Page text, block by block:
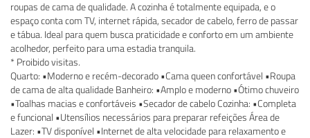
roupas de cama de qualidade. A cozinha é totalmente equipada, e o
espaço conta com TV, internet rápida, secador de cabelo, ferro de passar
e tábua. Ideal para quem busca praticidade e conforto em um ambiente
acolhedor, perfeito para uma estadia tranquila.
* Proibido visitas.
Quarto: •Moderno e recém-decorado •Cama queen confortável •Roupa
de cama de alta qualidade Banheiro: •Amplo e moderno •Ótimo chuveiro
•Toalhas macias e confortáveis •Secador de cabelo Cozinha: •Completa
e funcional •Utensílios necessários para preparar refeições Área de
Lazer: •TV disponível •Internet de alta velocidade para relaxamento e